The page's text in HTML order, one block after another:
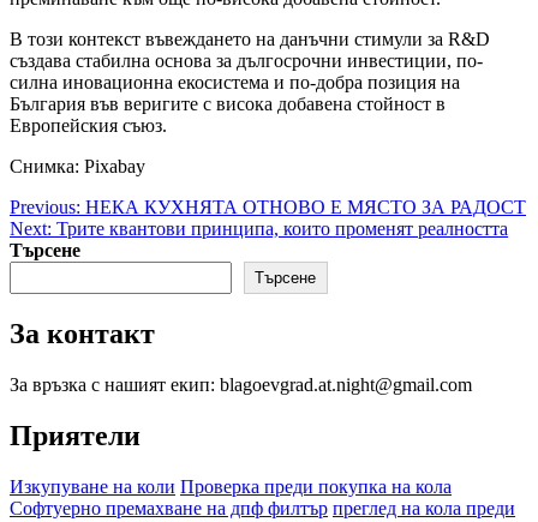
В този контекст въвеждането на данъчни стимули за R&D
създава стабилна основа за дългосрочни инвестиции, по-
силна иновационна екосистема и по-добра позиция на
България във веригите с висока добавена стойност в
Европейския съюз.
Снимка: Pixabay
Post
navigation
Previous: НЕКА КУХНЯТА ОТНОВО Е МЯСТО ЗА РАДОСТ
Next: Трите квантови принципа, които променят реалността
Търсене
Търсене
За контакт
За връзка с нашият екип: blagoevgrad.at.night@gmail.com
Приятели
Изкупуване на коли Проверка преди покупка на кола
Софтуерно премахване на дпф филтър преглед на кола преди